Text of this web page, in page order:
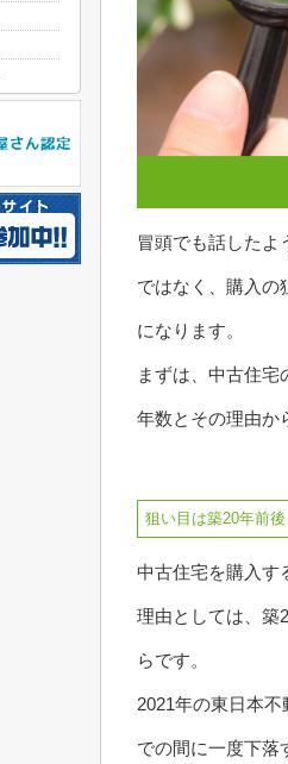
冒頭でも話したよ
ではなく、購入の
になります。
まずは、中古住
年数とその理由か
狙い目は築20年前後
中古住宅を購入す
理由としては、築
らです。
2021年の東日本
での間に一度下落